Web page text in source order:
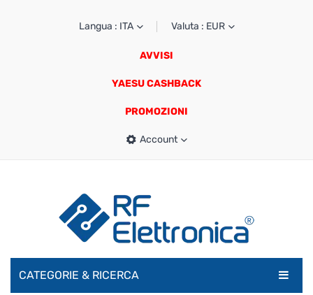
Langua : ITA Valuta : EUR
AVVISI
YAESU CASHBACK
PROMOZIONI
Account
CATEGORIE & RICERCA